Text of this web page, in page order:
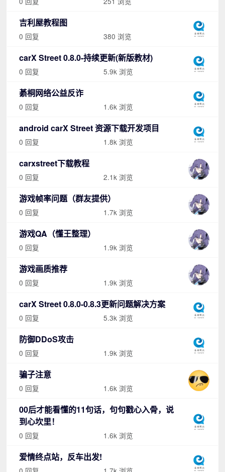
吉利屋教程图
0 回复 380 浏览
carX Street 0.8.0-持续更新(新版教材)
0 回复 5.9k 浏览
綦桐网络公益反诈
0 回复 1.6k 浏览
android carX Street 资源下载开发项目
0 回复 1.8k 浏览
carxstreet下载教程
0 回复 2.1k 浏览
游戏帧率问题（群友提供）
0 回复 1.7k 浏览
游戏QA（懂王整理）
0 回复 1.9k 浏览
游戏画质推荐
0 回复 1.9k 浏览
carX Street 0.8.0-0.8.3更新问题解决方案
0 回复 5.3k 浏览
防御DDoS攻击
0 回复 1.9k 浏览
骗子注意
0 回复 1.6k 浏览
00后才能看懂的11句话，句句戳心入骨，说
到心坎里！
0 回复 1.6k 浏览
爱情终点站，反车出发!